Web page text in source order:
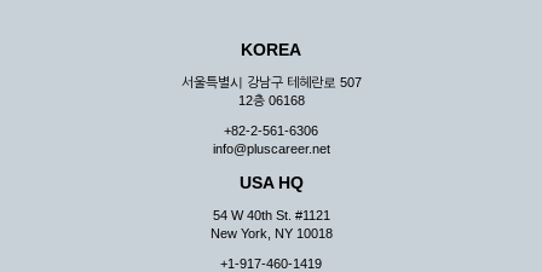
KOREA
서울특별시 강남구 테헤란로 507
12층 06168
+82-2-561-6306
info@pluscareer.net
USA HQ
54 W 40th St. #1121
New York, NY 10018
+1-917-460-1419